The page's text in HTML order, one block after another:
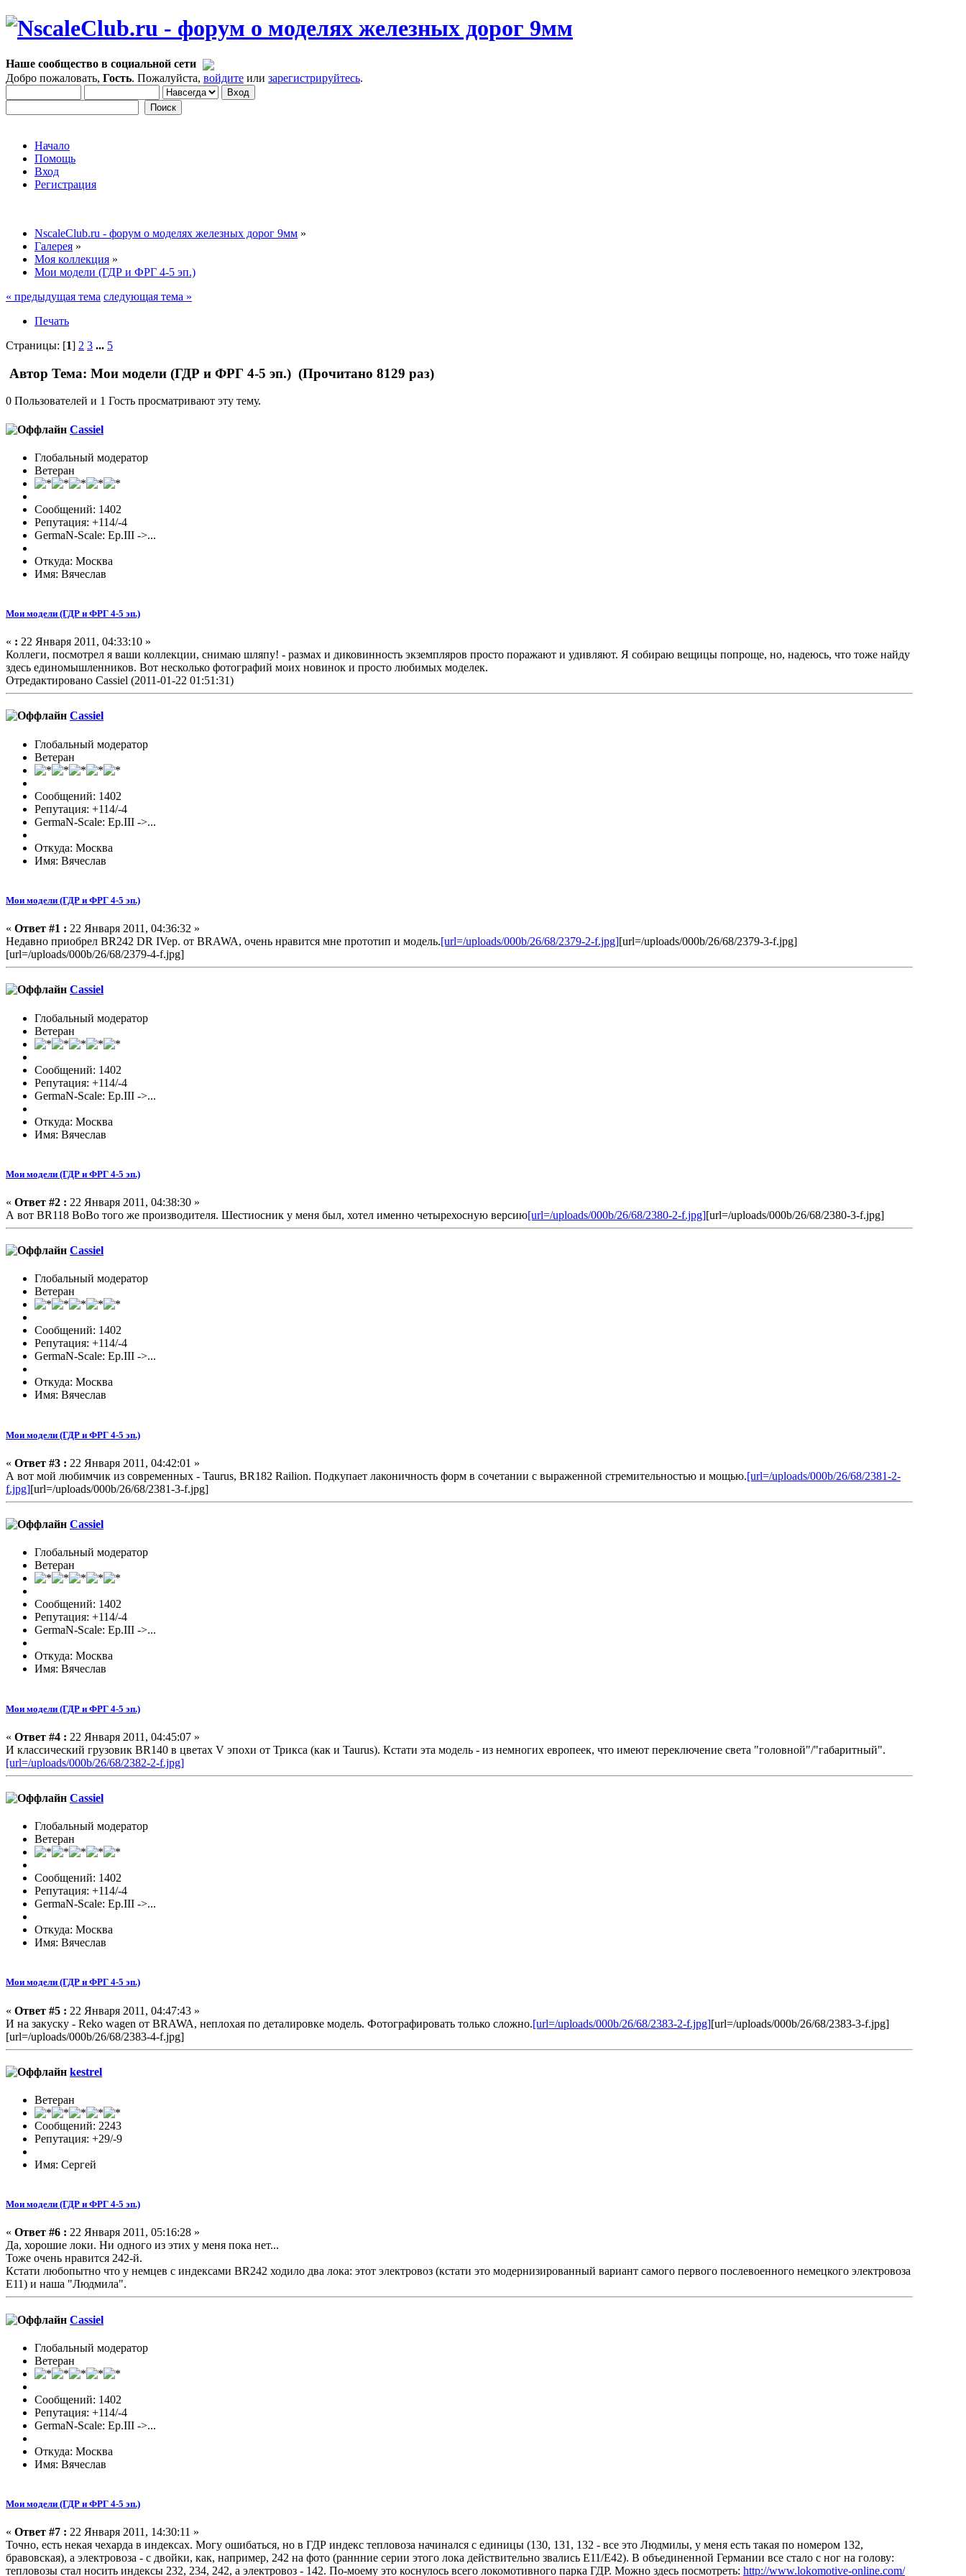
Наше сообщество в социальной сети
Добро пожаловать, Гость. Пожалуйста, войдите или зарегистрируйтесь.
Начало
Помощь
Вход
Регистрация
NscaleClub.ru - форум о моделях железных дорог 9мм »
Галерея »
Моя коллекция »
Мои модели (ГДР и ФРГ 4-5 эп.)
« предыдущая тема следующая тема »
Печать
Страницы: [1] 2 3 ... 5
Автор Тема: Мои модели (ГДР и ФРГ 4-5 эп.) (Прочитано 8129 раз)
0 Пользователей и 1 Гость просматривают эту тему.
Cassiel
Глобальный модератор
Ветеран
Сообщений: 1402
Репутация: +114/-4
GermaN-Scale: Ep.III ->...
Откуда: Москва
Имя: Вячеслав
Мои модели (ГДР и ФРГ 4-5 эп.)
« : 22 Января 2011, 04:33:10 »
Коллеги, посмотрел я ваши коллекции, снимаю шляпу! - размах и диковинность экземпляров просто поражают и удивляют. Я собираю вещицы попроще, но, надеюсь, что тоже найду
здесь единомышленников. Вот несколько фотографий моих новинок и просто любимых моделек.
Отредактировано Cassiel (2011-01-22 01:51:31)
Cassiel
Глобальный модератор
Ветеран
Сообщений: 1402
Репутация: +114/-4
GermaN-Scale: Ep.III ->...
Откуда: Москва
Имя: Вячеслав
Мои модели (ГДР и ФРГ 4-5 эп.)
« Ответ #1 : 22 Января 2011, 04:36:32 »
Недавно приобрел BR242 DR IVep. от BRAWA, очень нравится мне прототип и модель.[url=/uploads/000b/26/68/2379-2-f.jpg][url=/uploads/000b/26/68/2379-3-f.jpg]
[url=/uploads/000b/26/68/2379-4-f.jpg]
Cassiel
Глобальный модератор
Ветеран
Сообщений: 1402
Репутация: +114/-4
GermaN-Scale: Ep.III ->...
Откуда: Москва
Имя: Вячеслав
Мои модели (ГДР и ФРГ 4-5 эп.)
« Ответ #2 : 22 Января 2011, 04:38:30 »
А вот BR118 BoBo того же производителя. Шестиосник у меня был, хотел именно четырехосную версию[url=/uploads/000b/26/68/2380-2-f.jpg][url=/uploads/000b/26/68/2380-3-f.jpg]
Cassiel
Глобальный модератор
Ветеран
Сообщений: 1402
Репутация: +114/-4
GermaN-Scale: Ep.III ->...
Откуда: Москва
Имя: Вячеслав
Мои модели (ГДР и ФРГ 4-5 эп.)
« Ответ #3 : 22 Января 2011, 04:42:01 »
А вот мой любимчик из современных - Taurus, BR182 Railion. Подкупает лаконичность форм в сочетании с выраженной стремительностью и мощью.[url=/uploads/000b/26/68/2381-2-
f.jpg][url=/uploads/000b/26/68/2381-3-f.jpg]
Cassiel
Глобальный модератор
Ветеран
Сообщений: 1402
Репутация: +114/-4
GermaN-Scale: Ep.III ->...
Откуда: Москва
Имя: Вячеслав
Мои модели (ГДР и ФРГ 4-5 эп.)
« Ответ #4 : 22 Января 2011, 04:45:07 »
И классический грузовик BR140 в цветах V эпохи от Трикса (как и Taurus). Кстати эта модель - из немногих европеек, что имеют переключение света "головной"/"габаритный".
[url=/uploads/000b/26/68/2382-2-f.jpg]
Cassiel
Глобальный модератор
Ветеран
Сообщений: 1402
Репутация: +114/-4
GermaN-Scale: Ep.III ->...
Откуда: Москва
Имя: Вячеслав
Мои модели (ГДР и ФРГ 4-5 эп.)
« Ответ #5 : 22 Января 2011, 04:47:43 »
И на закуску - Reko wagen от BRAWA, неплохая по деталировке модель. Фотографировать только сложно.[url=/uploads/000b/26/68/2383-2-f.jpg][url=/uploads/000b/26/68/2383-3-f.jpg]
[url=/uploads/000b/26/68/2383-4-f.jpg]
kestrel
Ветеран
Сообщений: 2243
Репутация: +29/-9
Имя: Сергей
Мои модели (ГДР и ФРГ 4-5 эп.)
« Ответ #6 : 22 Января 2011, 05:16:28 »
Да, хорошие локи. Ни одного из этих у меня пока нет...
Тоже очень нравится 242-й.
Кстати любопытно что у немцев с индексами BR242 ходило два лока: этот электровоз (кстати это модернизированный вариант самого первого послевоенного немецкого электровоза
E11) и наша "Людмила".
Cassiel
Глобальный модератор
Ветеран
Сообщений: 1402
Репутация: +114/-4
GermaN-Scale: Ep.III ->...
Откуда: Москва
Имя: Вячеслав
Мои модели (ГДР и ФРГ 4-5 эп.)
« Ответ #7 : 22 Января 2011, 14:30:11 »
Точно, есть некая чехарда в индексах. Могу ошибаться, но в ГДР индекс тепловоза начинался с единицы (130, 131, 132 - все это Людмилы, у меня есть такая по номером 132,
бравовская), а электровоза - с двойки, как, например, 242 на фото (раннние серии этого лока действительно звались Е11/Е42). В объединенной Германии все стало с ног на голову:
тепловозы стал носить индексы 232, 234, 242, а электровоз - 142. По-моему это коснулось всего локомотивного парка ГДР. Можно здесь посмотреть: http://www.lokomotive-online.com/